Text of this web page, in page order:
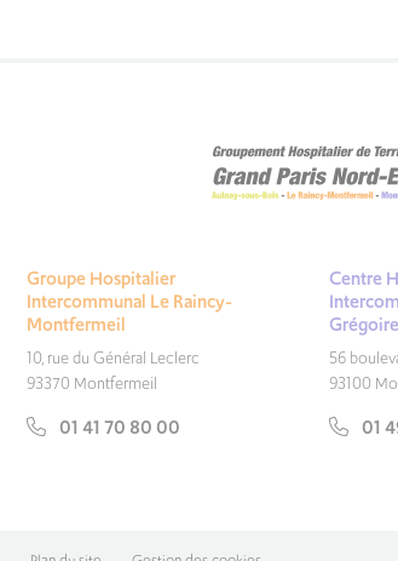
Groupe Hospitalier
Intercommunal Le Raincy-
Montfermeil
10, rue du Général Leclerc
93370 Montfermeil
01 41 70 80 00
Centre
Grégoire
56
93100
01